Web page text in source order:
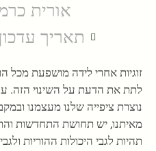
אורית
תאריך עדכון: 17/05/
זוגיות אחרי לידה מושפעת מכל
לתת את הדעת על השינוי הזה.
נוצרת ציפייה שלנו מעצמנו
מאיתנו, יש תחושת התחדשות
תהיות לגבי היכולות ההוריות